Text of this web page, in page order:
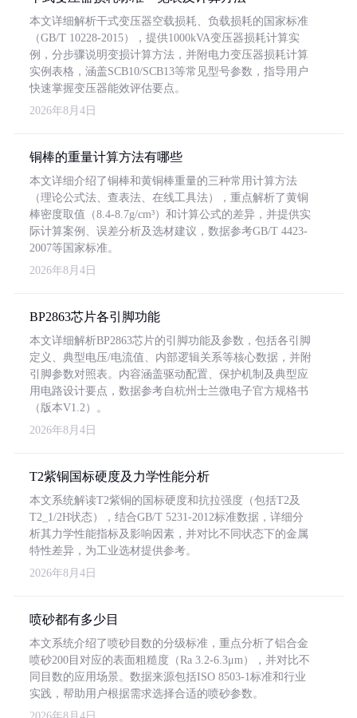
本文详细解析干式变压器空载损耗、负载损耗的国家标准
（GB/T 10228-2015），提供1000kVA变压器损耗计算实
例，分步骤说明变损计算方法，并附电力变压器损耗计算
实例表格，涵盖SCB10/SCB13等常见型号参数，指导用户
快速掌握变压器能效评估要点。
2026年8月4日
铜棒的重量计算方法有哪些
本文详细介绍了铜棒和黄铜棒重量的三种常用计算方法
（理论公式法、查表法、在线工具法），重点解析了黄铜
棒密度取值（8.4-8.7g/cm³）和计算公式的差异，并提供实
际计算案例、误差分析及选材建议，数据参考GB/T 4423-
2007等国家标准。
2026年8月4日
BP2863芯片各引脚功能
本文详细解析BP2863芯片的引脚功能及参数，包括各引脚
定义、典型电压/电流值、内部逻辑关系等核心数据，并附
引脚参数对照表。内容涵盖驱动配置、保护机制及典型应
用电路设计要点，数据参考自杭州士兰微电子官方规格书
（版本V1.2）。
2026年8月4日
T2紫铜国标硬度及力学性能分析
本文系统解读T2紫铜的国标硬度和抗拉强度（包括T2及
T2_1/2H状态），结合GB/T 5231-2012标准数据，详细分
析其力学性能指标及影响因素，并对比不同状态下的金属
特性差异，为工业选材提供参考。
2026年8月4日
喷砂都有多少目
本文系统介绍了喷砂目数的分级标准，重点分析了铝合金
喷砂200目对应的表面粗糙度（Ra 3.2-6.3μm），并对比不
同目数的应用场景。数据来源包括ISO 8503-1标准和行业
实践，帮助用户根据需求选择合适的喷砂参数。